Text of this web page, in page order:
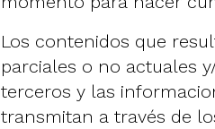
Los contenidos que
parciales o no actuales
terceros y las
transmitan a través de